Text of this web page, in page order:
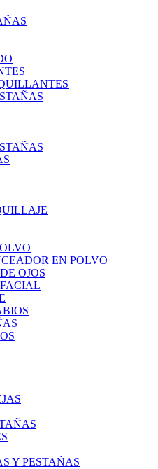
EN POLVO
OJOS
Y PESTAÑAS